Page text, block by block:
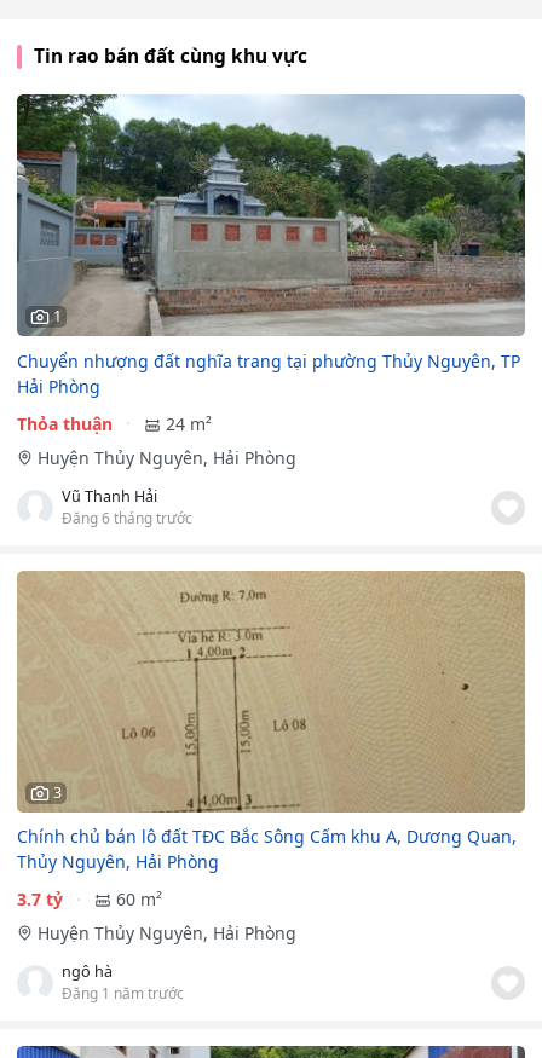
Tin rao bán đất cùng khu vực
1
Chuyển nhượng đất nghĩa trang tại phường Thủy Nguyên, TP
Hải Phòng
Thỏa thuận
24 m²
Huyện Thủy Nguyên, Hải Phòng
Vũ Thanh Hải
Đăng 6 tháng trước
3
Chính chủ bán lô đất TĐC Bắc Sông Cấm khu A, Dương Quan,
Thủy Nguyên, Hải Phòng
3.7 tỷ
60 m²
Huyện Thủy Nguyên, Hải Phòng
ngô hà
Đăng 1 năm trước